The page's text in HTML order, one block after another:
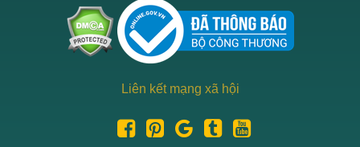
Liên kết mạng xã hội